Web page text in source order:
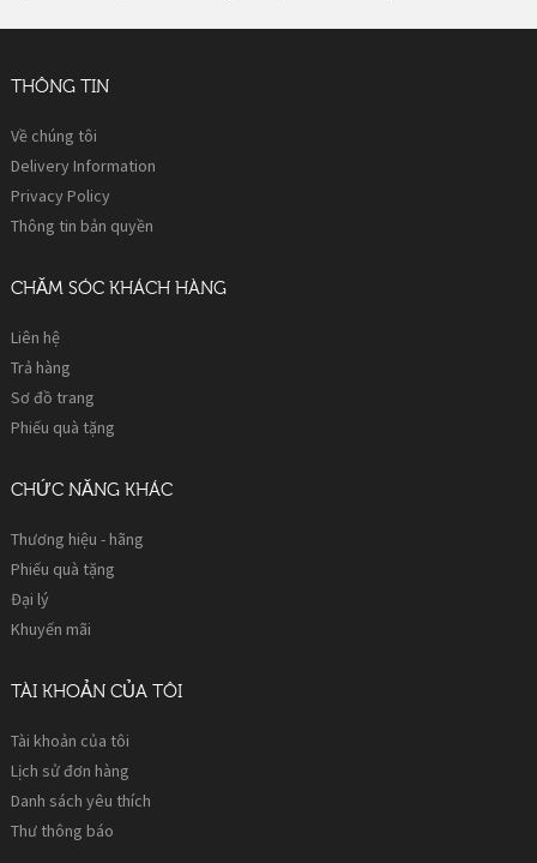
THÔNG TIN
Về chúng tôi
Delivery Information
Privacy Policy
Thông tin bản quyền
CHĂM SÓC KHÁCH HÀNG
Liên hệ
Trả hàng
Sơ đồ trang
Phiếu quà tặng
CHỨC NĂNG KHÁC
Thương hiệu - hãng
Phiếu quà tặng
Đại lý
Khuyến mãi
TÀI KHOẢN CỦA TÔI
Tài khoản của tôi
Lịch sử đơn hàng
Danh sách yêu thích
Thư thông báo